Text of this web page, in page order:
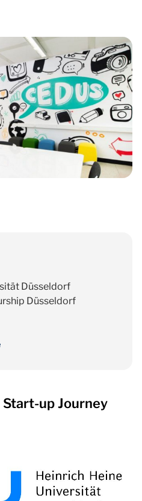
Düsseldorf
Düsseldorf
up Journey